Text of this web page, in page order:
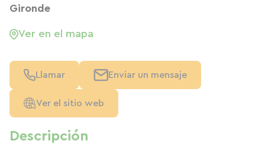
Descripción
Gironde
Ver en el mapa
Llamar Enviar un mensaje
Ver el sitio web